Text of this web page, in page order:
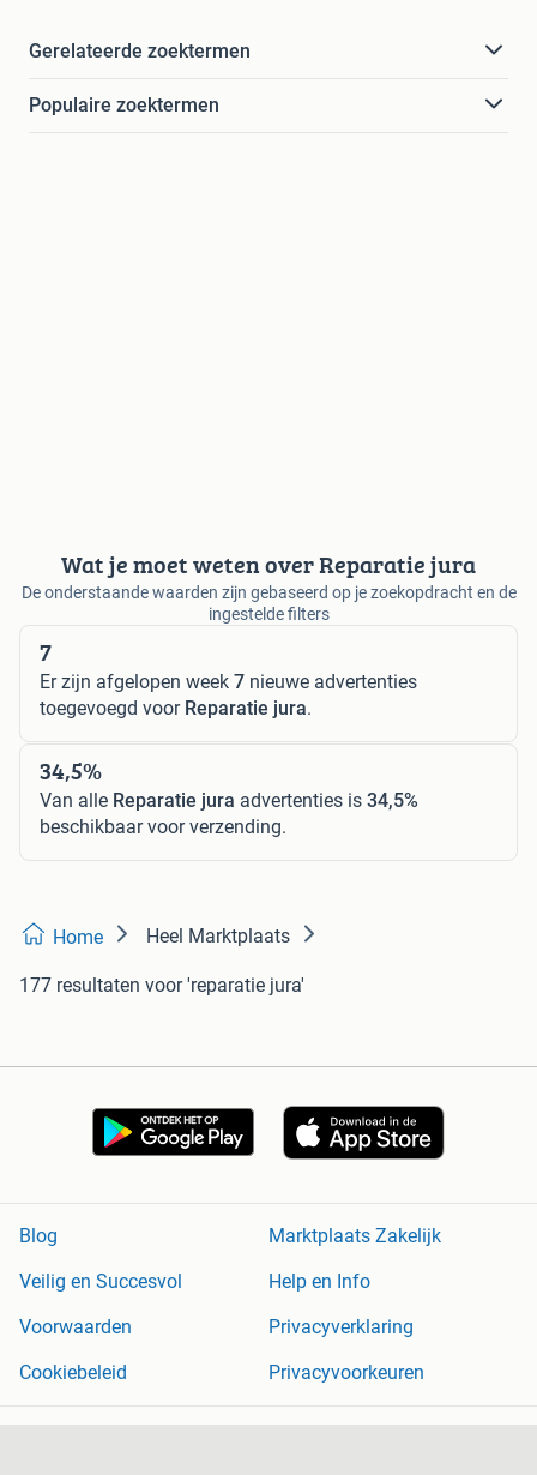
Gerelateerde zoektermen
Populaire zoektermen
Wat je moet weten over Reparatie jura
De onderstaande waarden zijn gebaseerd op je zoekopdracht en de
ingestelde filters
7
Er zijn afgelopen week 7 nieuwe advertenties
toegevoegd voor Reparatie jura.
34,5%
Van alle Reparatie jura advertenties is 34,5%
beschikbaar voor verzending.
Home Heel Marktplaats
177 resultaten voor 'reparatie jura'
Blog
Marktplaats Zakelijk
Veilig en Succesvol
Help en Info
Voorwaarden
Privacyverklaring
Cookiebeleid
Privacyvoorkeuren